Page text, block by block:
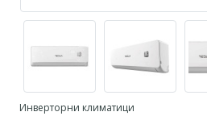
Инверторни климатици